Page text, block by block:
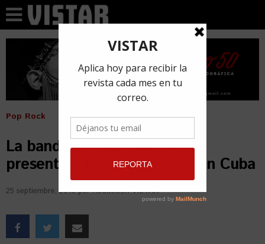
Pop Rock
La banda de rock Blondie se
presentará por primera vez en Cuba
25 septiembre, 2018 porRedacción VISTAR